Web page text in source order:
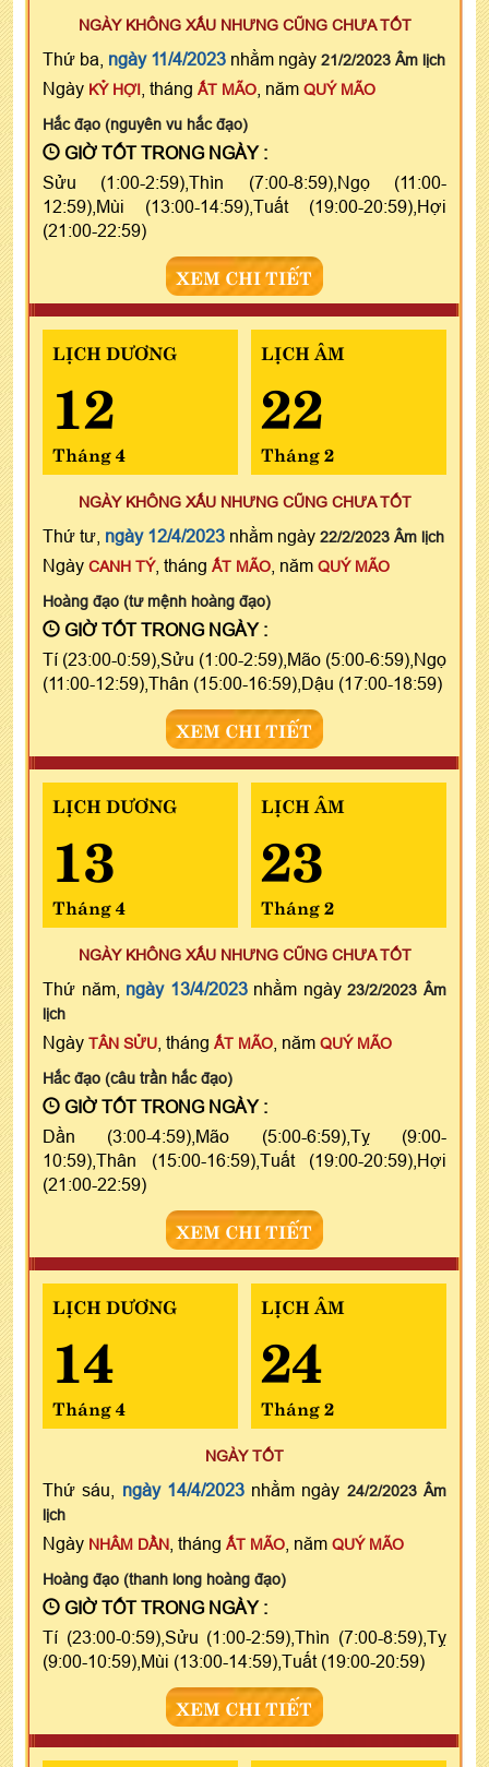
NGÀY KHÔNG XẤU NHƯNG CŨNG CHƯA TỐT
Thứ ba, ngày 11/4/2023 nhằm ngày 21/2/2023 Âm lịch
Ngày KỶ HỢI , tháng ẤT MÃO , năm QUÝ MÃO
Hắc đạo (nguyên vu hắc đạo)
GIỜ TỐT TRONG NGÀY :
Sửu (1:00-2:59),Thìn (7:00-8:59),Ngọ (11:00-
12:59),Mùi (13:00-14:59),Tuất (19:00-20:59),Hợi
(21:00-22:59)
XEM CHI TIẾT
LỊCH DƯƠNG
12
Tháng 4
LỊCH ÂM
22
Tháng 2
NGÀY KHÔNG XẤU NHƯNG CŨNG CHƯA TỐT
Thứ tư, ngày 12/4/2023 nhằm ngày 22/2/2023 Âm lịch
Ngày CANH TÝ, tháng ẤT MÃO , năm QUÝ MÃO
Hoàng đạo (tư mệnh hoàng đạo)
GIỜ TỐT TRONG NGÀY :
Tí (23:00-0:59),Sửu (1:00-2:59),Mão (5:00-6:59),Ngọ
(11:00-12:59),Thân (15:00-16:59),Dậu (17:00-18:59)
XEM CHI TIẾT
LỊCH DƯƠNG
13
Tháng 4
LỊCH ÂM
23
Tháng 2
NGÀY KHÔNG XẤU NHƯNG CŨNG CHƯA TỐT
Thứ năm, ngày 13/4/2023nhằm ngày23/2/2023 Âm
lịch
Ngày TÂN SỬU , tháng ẤT MÃO , năm QUÝ MÃO
Hắc đạo (câu trần hắc đạo)
GIỜ TỐT TRONG NGÀY :
Dần (3:00-4:59),Mão (5:00-6:59),Tỵ (9:00-
10:59),Thân (15:00-16:59),Tuất (19:00-20:59),Hợi
(21:00-22:59)
XEM CHI TIẾT
LỊCH DƯƠNG
14
Tháng 4
LỊCH ÂM
24
Tháng 2
NGÀY TỐT
Thứ sáu, ngày 14/4/2023nhằm ngày 24/2/2023 Âm
lịch
Ngày NHÂM DẦN , tháng ẤT MÃO , năm QUÝ MÃO
Hoàng đạo (thanh long hoàng đạo)
GIỜ TỐT TRONG NGÀY :
Tí (23:00-0:59),Sửu (1:00-2:59),Thìn (7:00-8:59),Tỵ
(9:00-10:59),Mùi (13:00-14:59),Tuất (19:00-20:59)
XEM CHI TIẾT